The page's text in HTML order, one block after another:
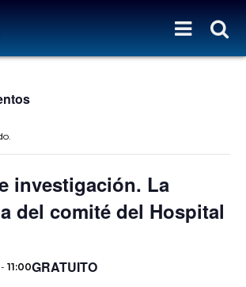
investigación. La
del comité del Hospital
- 11:00GRATUITO